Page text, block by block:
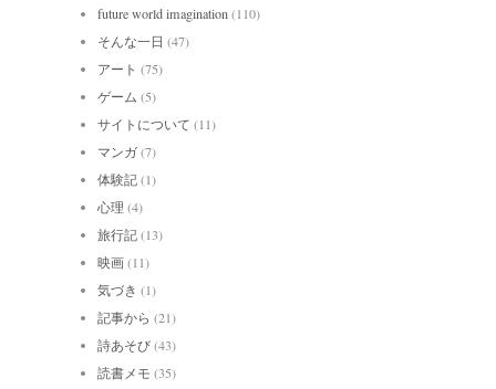
future world imagination(110)
そんな一日 (47)
アート (75)
ゲーム (5)
サイトについて (11)
マンガ(7)
体験記(1)
心理 (4)
旅行記(13)
映画(11)
気づき (1)
記事から (21)
詩あそび(43)
読書メモ (35)